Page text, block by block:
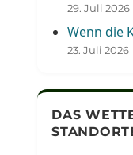
29. Juli 2026
Wenn die
23. Juli 2026
DAS